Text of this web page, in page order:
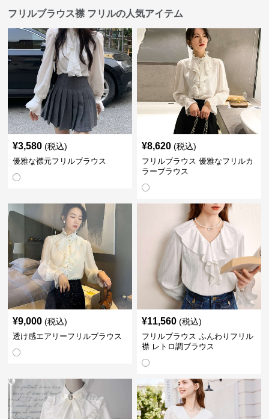
フリルブラウス襟 フリルの人気アイテム
¥3,580 (税込)
優雅な襟元フリルブラウス
¥8,620 (税込)
フリルブラウス 優雅なフリルカ
ラーブラウス
¥9,000 (税込)
透け感エアリーフリルブラウス
¥11,560 (税込)
フリルブラウス ふんわりフリル
襟 レトロ調ブラウス